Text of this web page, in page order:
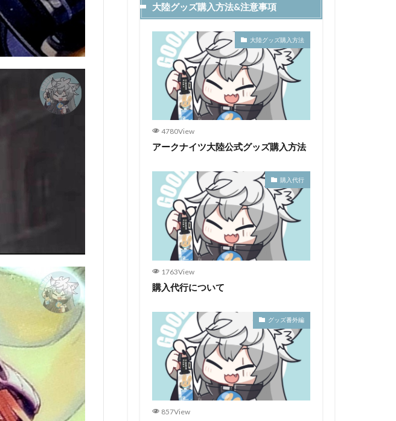
大陸グッズ購入方法&注意事項
大陸グッズ購入方法
4780View
アークナイツ大陸公式グッズ購入方法
購入代行
1763View
購入代行について
グッズ番外編
857View